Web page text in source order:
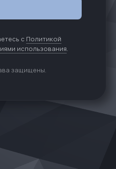
с Политикой
использования.
защищены.